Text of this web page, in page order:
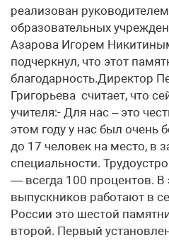
реализован
образовательных
Азарова Игорем
подчеркнул, что этот
благодарность.Директор
Григорьева считает, что
учителя:- Для нас – это
этом году у нас был очень
до 17 человек на место, в
специальности.
— всегда 100 процентов. В
выпускников работают в
России это шестой
второй. Первый